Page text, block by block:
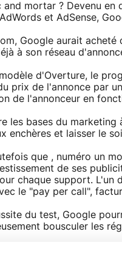
and mortar ? Devenu
et AdSense,
Google aurait
à son réseau
d'Overture, le
prix de l'annonce par
de l'annonceur en
les bases du
enchères et laisser le
que , numéro un
de ses
chaque support. L'un
le "pay per call",
du test, Google
bousculer les